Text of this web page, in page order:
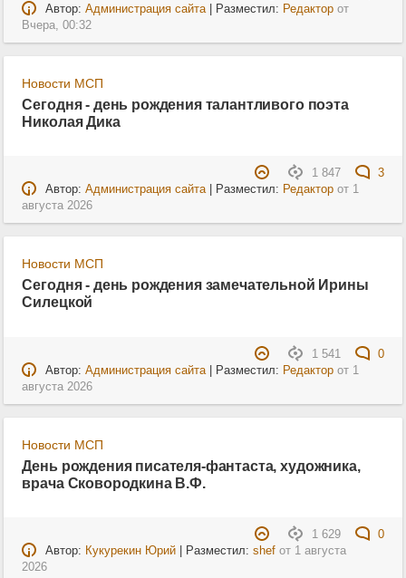
Автор: Администрация сайта| Разместил: Редакторот
Вчера, 00:32
Новости МСП
Сегодня - день рождения талантливого поэта
Николая Дика
1 847
3
Автор: Администрация сайта| Разместил: Редакторот 1
августа 2026
Новости МСП
Сегодня - день рождения замечательной Ирины
Силецкой
1 541
0
Автор: Администрация сайта| Разместил: Редакторот 1
августа 2026
Новости МСП
День рождения писателя-фантаста, художника,
врача Сковородкина В.Ф.
1 629
0
Автор: Кукурекин Юрий| Разместил: shefот 1 августа
2026